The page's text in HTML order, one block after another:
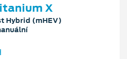
X
Hybrid (mHEV)